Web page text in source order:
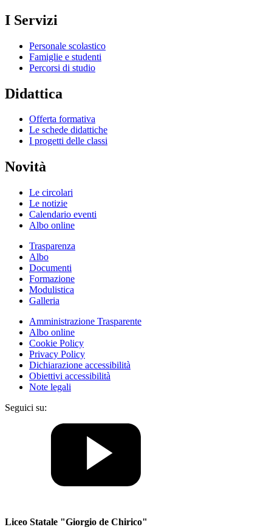
I Servizi
Personale scolastico
Famiglie e studenti
Percorsi di studio
Didattica
Offerta formativa
Le schede didattiche
I progetti delle classi
Novità
Le circolari
Le notizie
Calendario eventi
Albo online
Trasparenza
Albo
Documenti
Formazione
Modulistica
Galleria
Amministrazione Trasparente
Albo online
Cookie Policy
Privacy Policy
Dichiarazione accessibilità
Obiettivi accessibilità
Note legali
Seguici su:
Liceo Statale "Giorgio de Chirico"